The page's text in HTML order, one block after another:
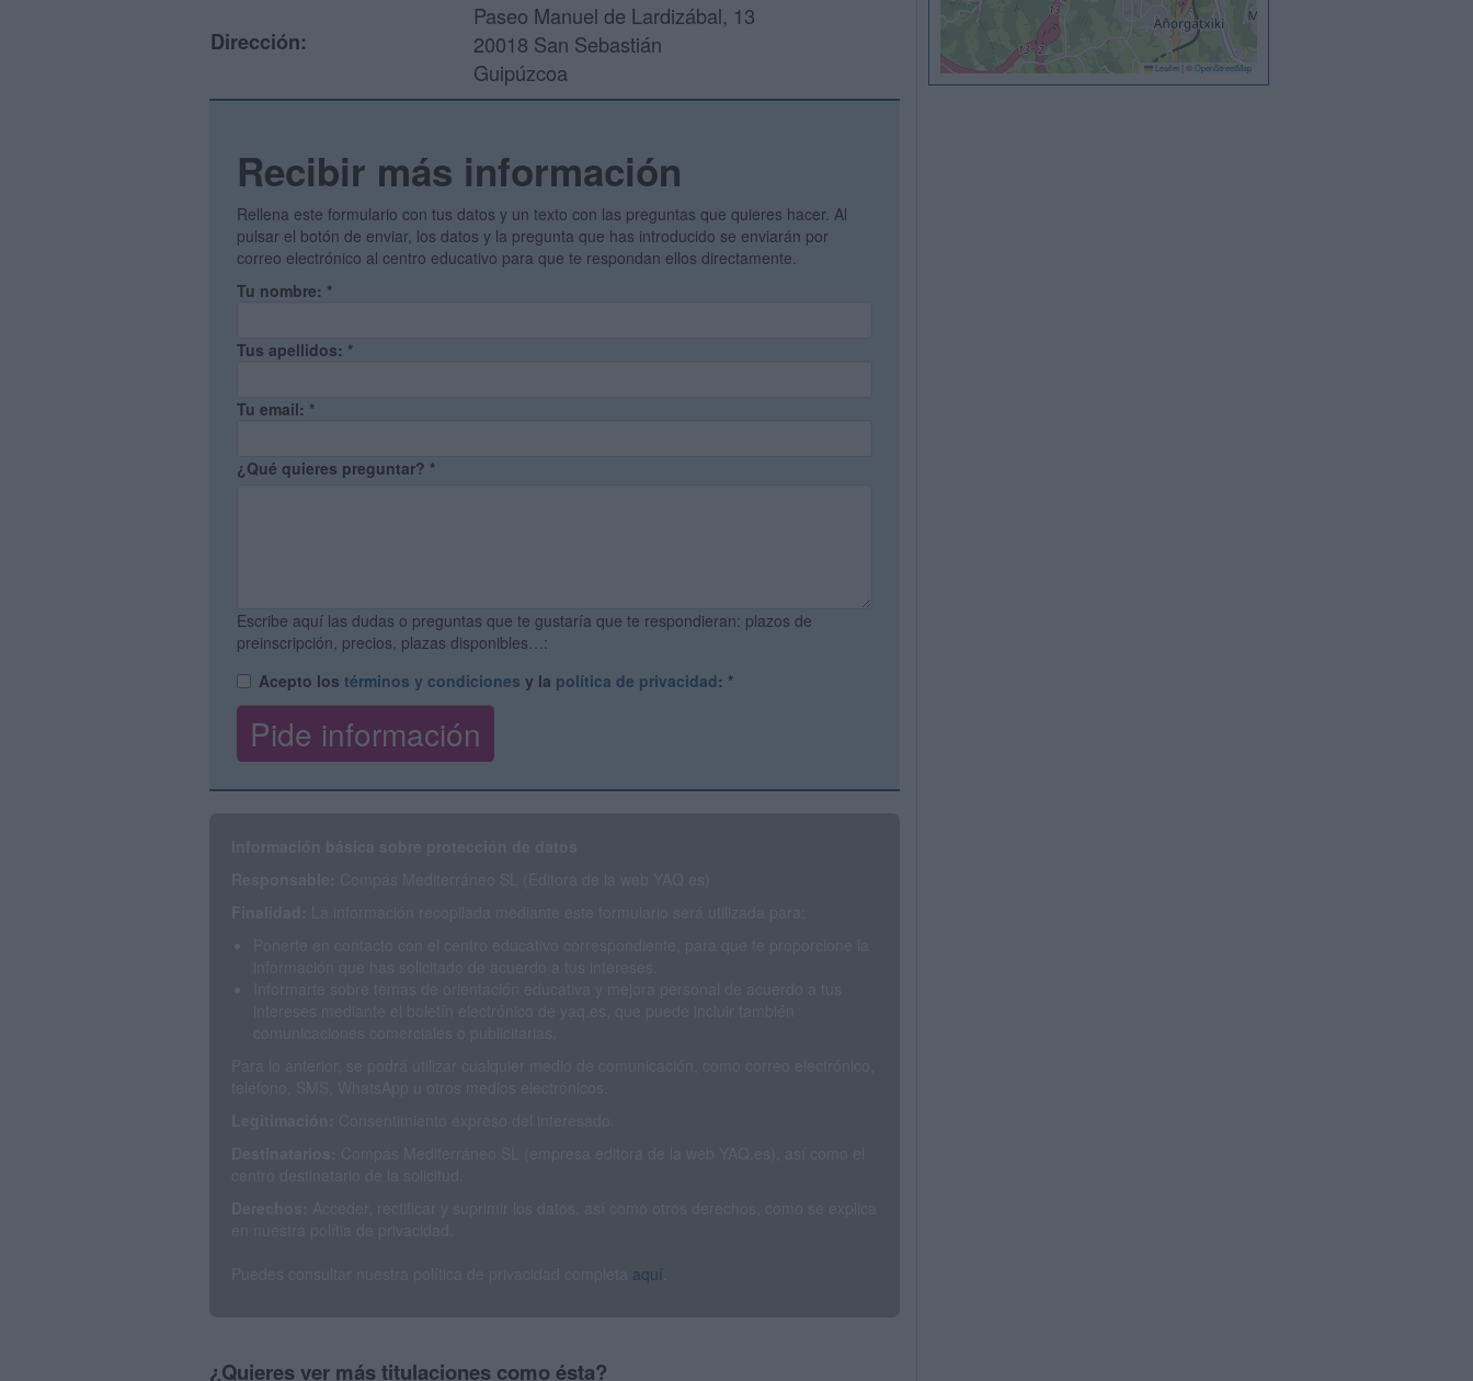
Dirección:
Paseo Manuel de Lardizábal, 13
20018 San Sebastián
Guipúzcoa
Recibir más información
Rellena este formulario con tus datos y un texto con las preguntas que quieres hacer. Al
pulsar el botón de enviar, los datos y la pregunta que has introducido se enviarán por
correo electrónico al centro educativo para que te respondan ellos directamente.
Tu nombre: *
Tus apellidos: *
Tu email: *
¿Qué quieres preguntar? *
Escribe aquí las dudas o preguntas que te gustaría que te respondieran: plazos de
preinscripción, precios, plazas disponibles…:
Acepto los términos y condiciones y la política de privacidad: *
aquí
¿Quieres ver más titulaciones como ésta?
Leaflet © OpenStreetMap